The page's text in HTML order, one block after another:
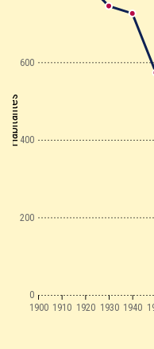
1900 1910 1920 1930 1940
0
200
400
600
Habitantes